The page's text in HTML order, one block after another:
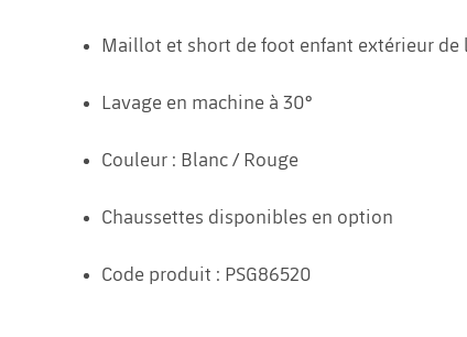
Maillot et short de foot enfant extérieur de
Lavage en machine à 30°
Couleur : Blanc / Rouge
Chaussettes disponibles en option
Code produit : PSG86520